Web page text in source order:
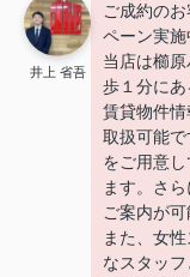
井上 省吾
ご成約の
ペーン実施
当店は櫛
歩１分に
賃貸物件
取扱可能
をご用意
ます。さ
ご案内が可
また、女
なスタッフ